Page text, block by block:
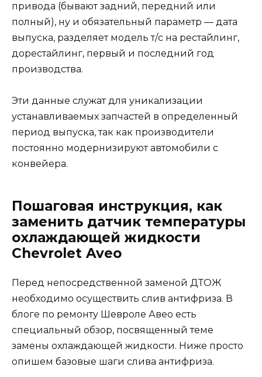
привода (бывают задний, передний или
полный), ну и обязательный параметр — дата
выпуска, разделяет модель т/с на рестайлинг,
дорестайлинг, первый и последний год
производства.
Эти данные служат для уникализации
устанавливаемых запчастей в определенный
период выпуска, так как производители
постоянно модернизируют автомобили с
конвейера.
Пошаговая инструкция, как
заменить датчик температуры
охлаждающей жидкости
Chevrolet Aveo
Перед непосредственной заменой ДТОЖ
необходимо осуществить слив антифриза. В
блоге по ремонту Шевроле Авео есть
специальный обзор, посвященный теме
замены охлаждающей жидкости. Ниже просто
опишем базовые шаги слива антифриза.